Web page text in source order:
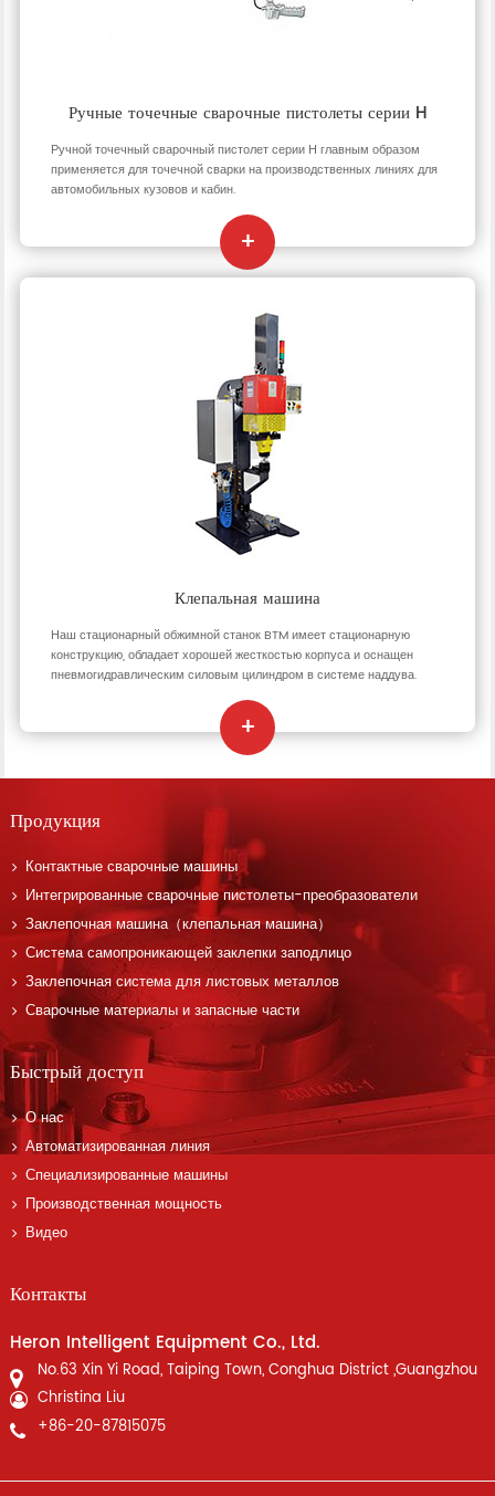
Ручные точечные сварочные пистолеты серии H
Ручной точечный сварочный пистолет серии Н главным образом
применяется для точечной сварки на производственных линиях для
автомобильных кузовов и кабин.
Клепальная машина
Наш стационарный обжимной станок BTM имеет стационарную
конструкцию, обладает хорошей жесткостью корпуса и оснащен
пневмогидравлическим силовым цилиндром в системе наддува.
Продукция
Контактные сварочные машины
Интегрированные сварочные пистолеты-преобразователи
Заклепочная машина（клепальная машина）
Система самопроникающей заклепки заподлицо
Заклепочная система для листовых металлов
Сварочные материалы и запасные части
Быстрый доступ
О нас
Автоматизированная линия
Специализированные машины
Производственная мощность
Видео
Контакты
Heron Intelligent Equipment Co., Ltd.
No.63 Xin Yi Road, Taiping Town, Conghua District ,Guangzhou
Christina Liu
+86-20-87815075